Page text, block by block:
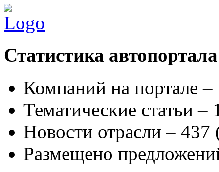
Статистика автопортала
Компаний на портале
Тематические статьи –
Новости отрасли – 437
Размещено